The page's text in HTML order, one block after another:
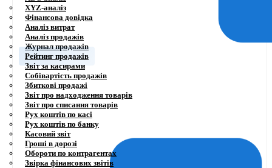
XYZ-аналіз
Фінансова довідка
Аналіз витрат
Аналіз продажів
Журнал продажів
Рейтинг продажів
Звіт за касирами
Собівартість продажів
Збиткові продажі
Звіт про надходження товарів
Звіт про списання товарів
Рух коштів по касі
Рух коштів по банку
Касовий звіт
Гроші в дорозі
Обороти по контрагентах
Звірка фінансових звітів